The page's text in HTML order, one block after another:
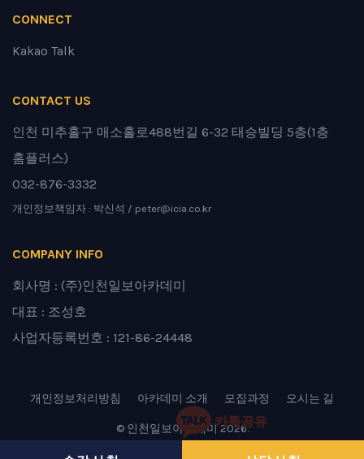
카톡공유
CONNECT
Kakao Talk
CONTACT US
인천 미추홀구 매소홀로488번길 6-32 태승빌딩 5층(1층
홈플러스)
032-876-3332
개인정보책임자 : 박신석 / peter@icia.co.kr
COMPANY INFO
회사명 : (주)인천일보아카데미
대표 : 조성호
사업자등록번호 : 121-86-24448
개인정보처리방침 아카데미 소개 모집과정 오시는 길
© 인천일보아카데미 2026.